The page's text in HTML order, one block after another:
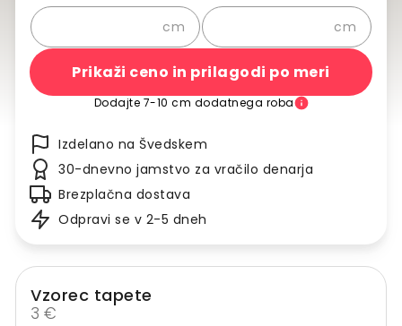
cm cm
Prikaži ceno in prilagodi po meri
Dodajte 7-10 cm dodatnega roba
Izdelano na Švedskem
30-dnevno jamstvo za vračilo denarja
Brezplačna dostava
Odpravi se v 2-5 dneh
Vzorec tapete
3 €